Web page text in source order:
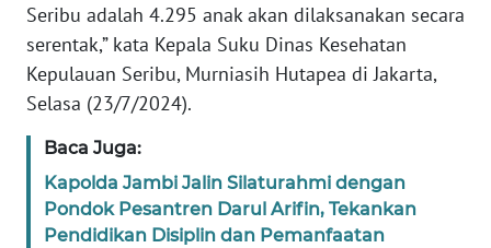
Seribu adalah 4.295 anak akan dilaksanakan secara
serentak,” kata Kepala Suku Dinas Kesehatan
Kepulauan Seribu, Murniasih Hutapea di Jakarta,
Selasa (23/7/2024).
Baca Juga:
Kapolda Jambi Jalin Silaturahmi dengan
Pondok Pesantren Darul Arifin, Tekankan
Pendidikan Disiplin dan Pemanfaatan
Wahana
Regional
WN
WN
JAKARTA